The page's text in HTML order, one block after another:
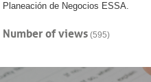
Planeación de Negocios ESSA.
Number of views (595)